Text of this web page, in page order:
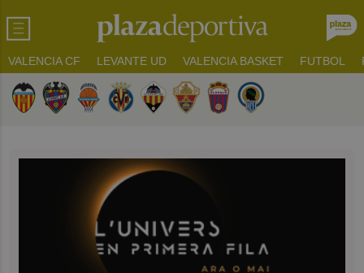
VALENCIA CF LEVANTE UD VALENCIA BASKET FUTBOL